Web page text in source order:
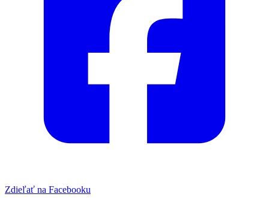
Zdieľať na Facebooku